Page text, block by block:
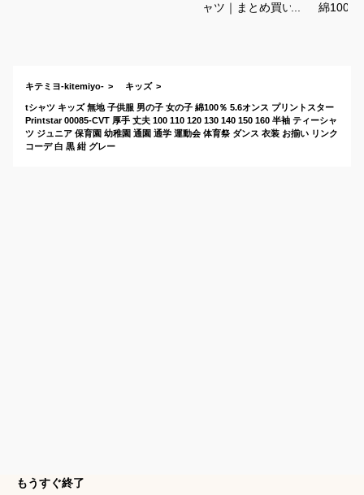
ャツ｜まとめ買いな
綿100％
キテミヨ-kitemiyo- キッズ
tシャツ キッズ 無地 子供服 男の子 女の子 綿100％ 5.6オンス プリントスター
Printstar 00085-CVT 厚手 丈夫 100 110 120 130 140 150 160 半袖 ティーシャ
ツ ジュニア 保育園 幼稚園 通園 通学 運動会 体育祭 ダンス 衣装 お揃い リンク
コーデ 白 黒 紺 グレー
もうすぐ終了